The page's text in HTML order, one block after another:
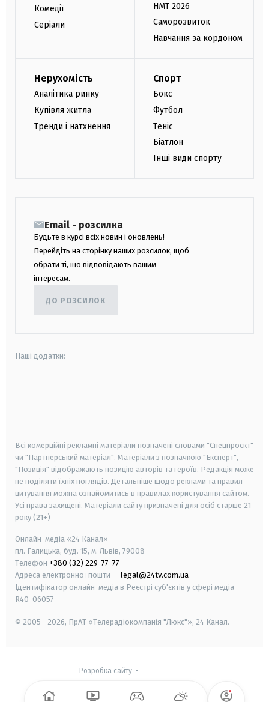
Комедії
Серіали
НМТ 2026
Саморозвиток
Навчання за кордоном
Нерухомість
Аналітика ринку
Купівля житла
Тренди і натхнення
Спорт
Бокс
Футбол
Теніс
Біатлон
Інші види спорту
Email - розсилка
Будьте в курсі всіх новин і оновлень!
Перейдіть на сторінку наших розсилок, щоб
обрати ті, що відповідають вашим
інтересам.
ДО РОЗСИЛОК
Наші додатки:
Всі комерційні рекламні матеріали позначені словами "Спецпроєкт"
чи "Партнерський матеріал". Матеріали з позначкою "Експерт",
"Позиція" відображають позицію авторів та героїв. Редакція може
не поділяти їхніх поглядів. Детальніше щодо реклами та правил
цитування можна ознайомитись в правилах користування сайтом.
Усі права захищені. Матеріали сайту призначені для осіб старше 21
року (21+)
Онлайн-медіа «24 Канал»
пл. Галицька, буд. 15, м. Львів, 79008
Телефон +380 (32) 229-77-77
Адреса електронної пошти — legal@24tv.com.ua
Ідентифікатор онлайн-медіа в Реєстрі суб'єктів у сфері медіа —
R40-06057
© 2005—2026, ПрАТ «Телерадіокомпанія "Люкс"», 24 Канал.
Розробка сайту-